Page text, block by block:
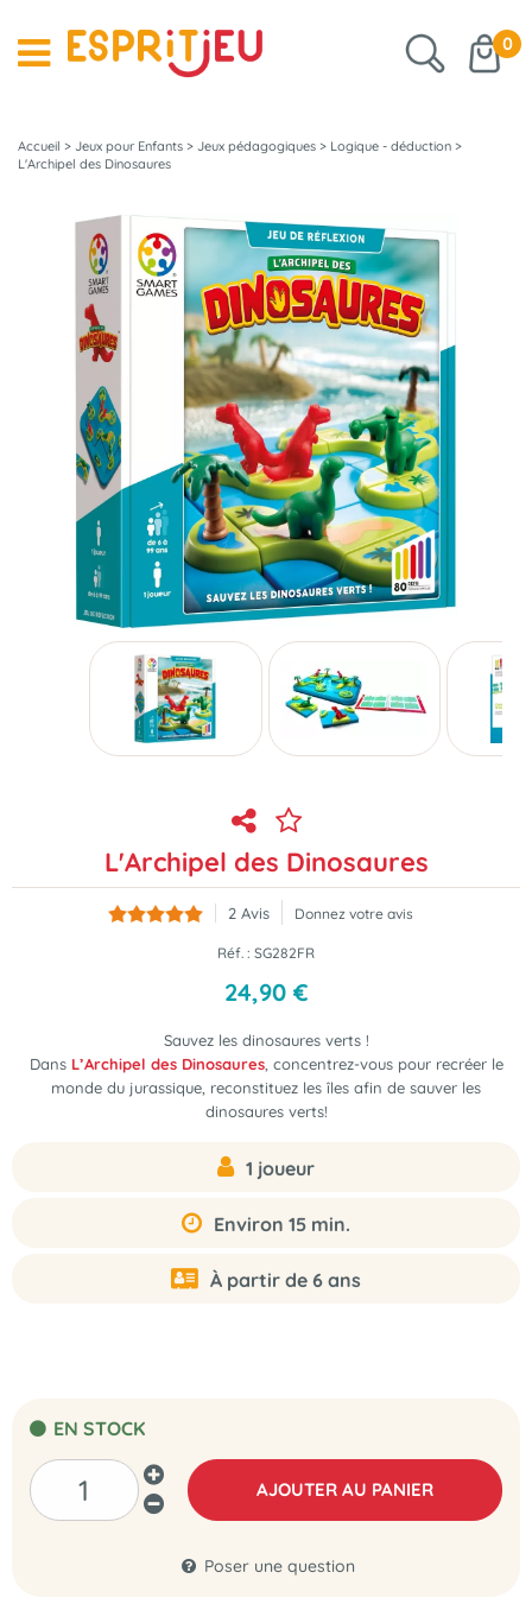
0
Accueil > Jeux pour Enfants > Jeux pédagogiques > Logique - déduction >
L'Archipel des Dinosaures
L'Archipel des Dinosaures
2 Avis Donnez votre avis
Réf. : SG282FR
24,90 €
Sauvez les dinosaures verts !
Dans L’Archipel des Dinosaures, concentrez-vous pour recréer le
monde du jurassique, reconstituez les îles afin de sauver les
dinosaures verts!
1 joueur
Environ 15 min.
À partir de 6 ans
EN STOCK
AJOUTER AU PANIER
Poser une question